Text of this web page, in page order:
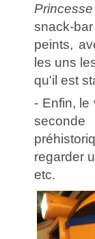
snack-
peints,
les uns
qu'il est
- Enfin, le
regarder
etc.